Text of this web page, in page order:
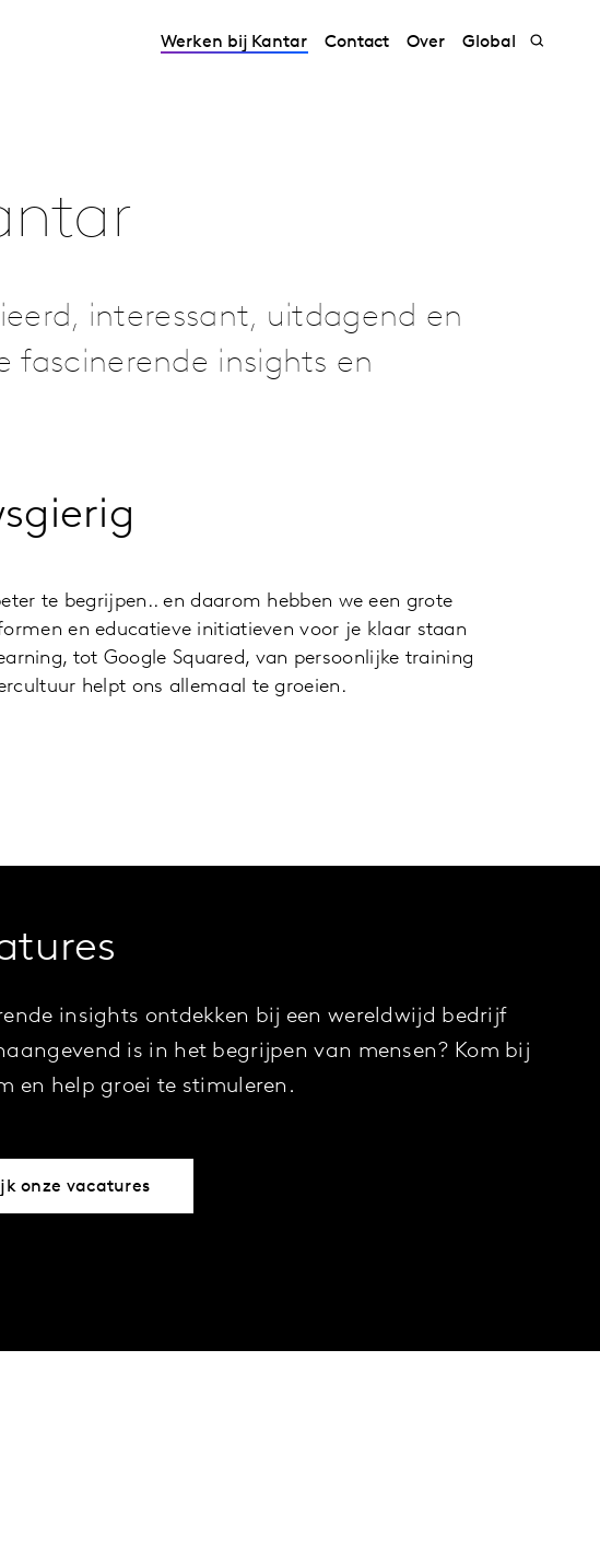
Werken bij Kantar Contact Over Global
interessant, uitdagend en
fascinerende insights en
te begrijpen.. en daarom hebben we een grote
en educatieve initiatieven voor je klaar staan
tot Google Squared, van persoonlijke training
helpt ons allemaal te groeien.
insights ontdekken bij een wereldwijd bedrijf
is in het begrijpen van mensen? Kom bij
en help groei te stimuleren.
onze vacatures